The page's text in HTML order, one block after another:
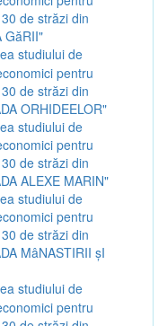
de străzi din
GăRII"
studiului de
pentru
de străzi din
ORHIDEELOR"
studiului de
pentru
de străzi din
ALEXE MARIN"
studiului de
pentru
de străzi din
MâNASTIRII şI
studiului de
pentru